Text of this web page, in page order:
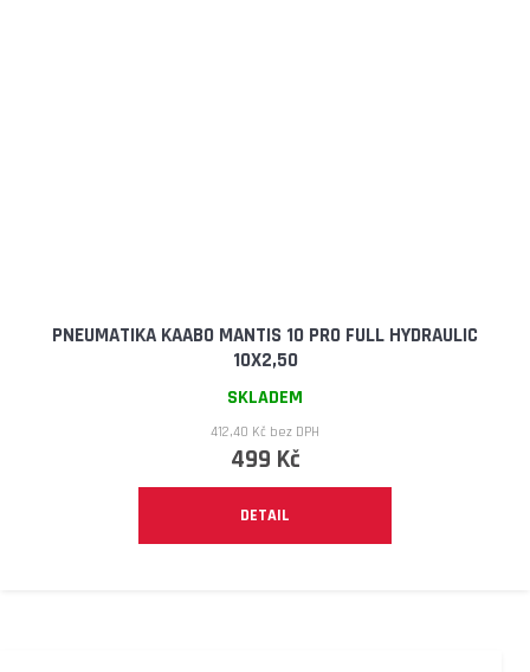
PNEUMATIKA KAABO MANTIS 10 PRO FULL HYDRAULIC
10X2,50
SKLADEM
412,40 Kč bez DPH
499 Kč
DETAIL